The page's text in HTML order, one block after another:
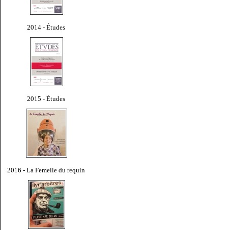
2014 - Études
2015 - Études
2016 - La Femelle du requin